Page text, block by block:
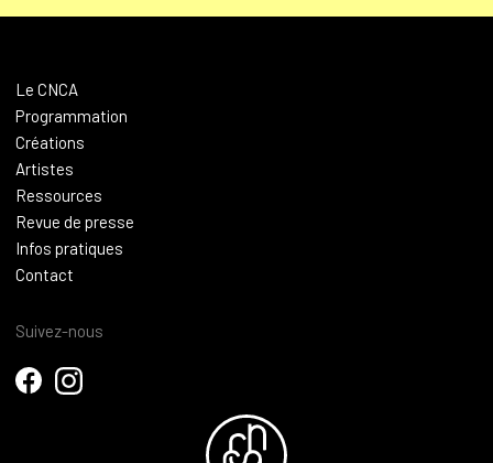
Le CNCA
Programmation
Créations
Artistes
Ressources
Revue de presse
Infos pratiques
Contact
Suivez-nous